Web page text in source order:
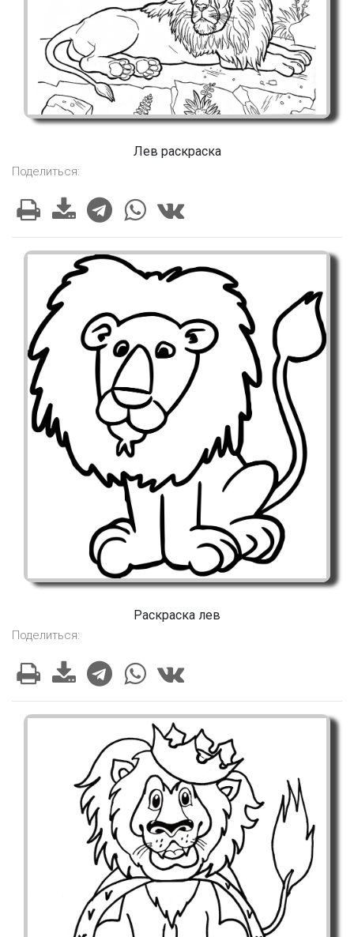
Лев раскраска
Поделиться:
Раскраска лев
Поделиться: